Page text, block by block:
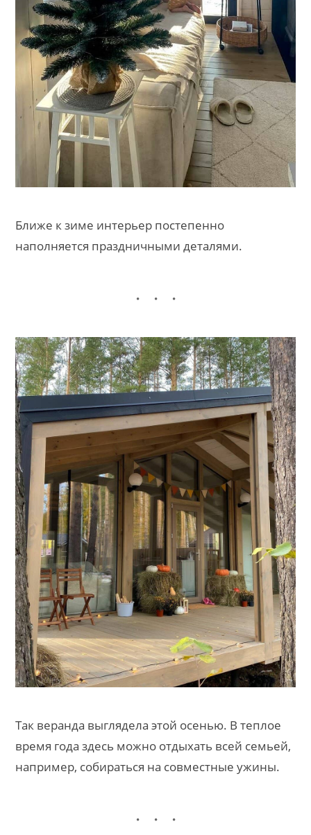
Ближе к зиме интерьер постепенно
наполняется праздничными деталями.
Так веранда выглядела этой осенью. В теплое
время года здесь можно отдыхать всей семьей,
например, собираться на совместные ужины.